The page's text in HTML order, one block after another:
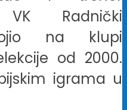
VK Radnički
na klupi
od 2000.
igrama u